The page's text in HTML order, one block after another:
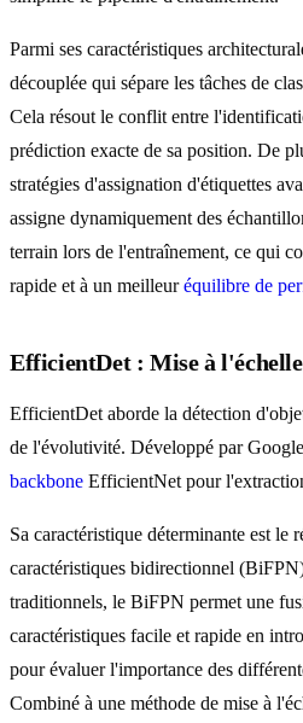
Parmi ses caractéristiques
découplée qui sépare les tâches de
Cela résout le conflit entre
prédiction exacte de sa position. De
stratégies d'assignation d'étiquettes
assigne dynamiquement des
terrain lors de l'entraînement, ce qui
rapide et à un meilleuréquilibre de
EfficientDet : Mise à
EfficientDet aborde la détection
de l'évolutivité. Développé par
backbone EfficientNet pour
Sa caractéristique déterminante est le
caractéristiques bidirectionnel
traditionnels, le BiFPN permet une
caractéristiques facile et rapide en
pour évaluer l'importance des
Combiné à une méthode de mise à